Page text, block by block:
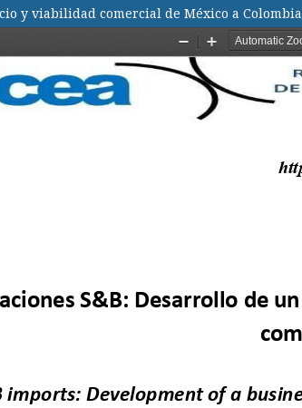
y viabilidad comercial de México a Colombia